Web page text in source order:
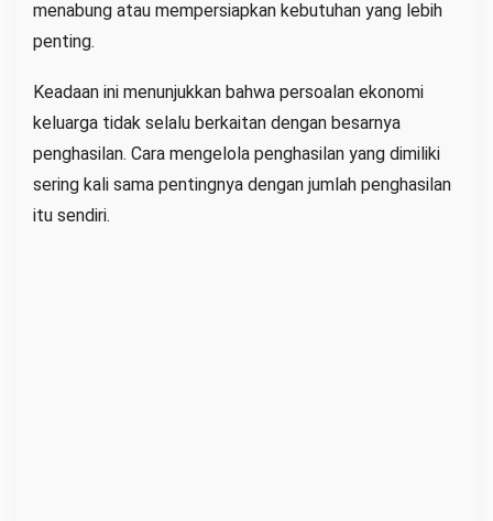
menabung atau mempersiapkan kebutuhan yang lebih
penting.
Keadaan ini menunjukkan bahwa persoalan ekonomi
keluarga tidak selalu berkaitan dengan besarnya
penghasilan. Cara mengelola penghasilan yang dimiliki
sering kali sama pentingnya dengan jumlah penghasilan
itu sendiri.